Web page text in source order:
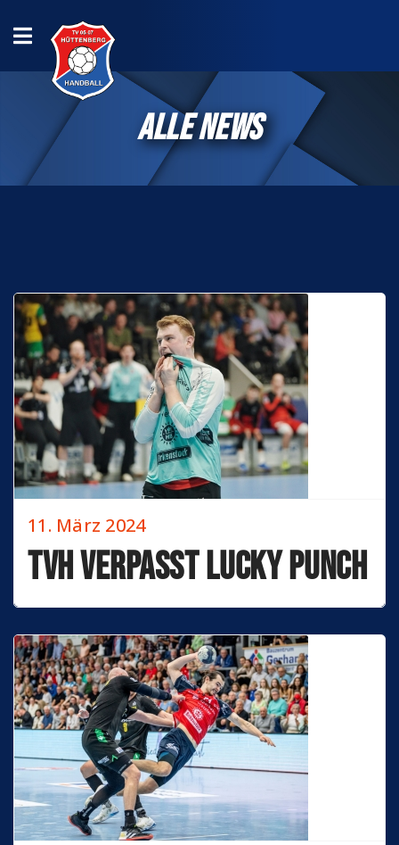
ALLE NEWS
TVH verpasst Lucky Punch
11. März 2024